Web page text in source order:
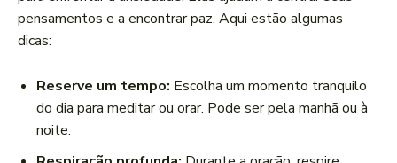
pensamentos e a encontrar paz. Aqui estão algumas
dicas:
Reserve um tempo: Escolha um momento tranquilo
do dia para meditar ou orar. Pode ser pela manhã ou à
noite.